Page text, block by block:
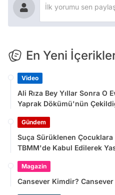
En Yeni
Video
Ali Rıza Bey Yıllar Sonra O
Yaprak Dökümü'nün
Gündem
Suça Sürüklenen
TBMM'de Kabul Edilerek
Magazin
Cansever Kimdir?